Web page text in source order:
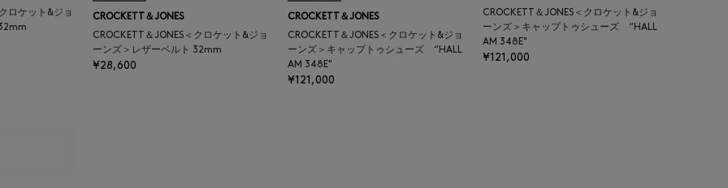
ロケット&ジョ
CROCKETT＆JONES
CROCKETT＆JONES＜クロケット&ジョ
ーンズ＞レザーベルト 32mm
¥28,600
CROCKETT＆JONES
CROCKETT＆JONES＜クロケット&ジョ
ーンズ＞キャップトゥシューズ “HALL
AM 348E"
¥121,000
CROCKETT＆JONES＜クロケット&ジョ
ーンズ＞キャップトゥシューズ “HALL
AM 348E"
¥121,000